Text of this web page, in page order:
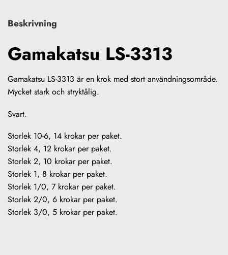
Beskrivning
Gamakatsu LS-3313
Gamakatsu LS-3313 är en krok med stort användningsområde.
Mycket stark och stryktålig.
Svart.
Storlek 10-6, 14 krokar per paket.
Storlek 4, 12 krokar per paket.
Storlek 2, 10 krokar per paket.
Storlek 1, 8 krokar per paket.
Storlek 1/0, 7 krokar per paket.
Storlek 2/0, 6 krokar per paket.
Storlek 3/0, 5 krokar per paket.